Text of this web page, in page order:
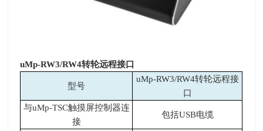
uMp-RW3/RW4转轮远程接口
型号
uMp-RW3/RW4转轮远程接
口
与uMp-TSC触摸屏控制器连
接
包括USB电缆